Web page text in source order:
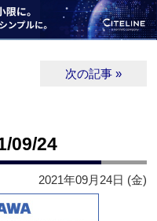
次の記事 »
09/24
2021年09月24日 (金)